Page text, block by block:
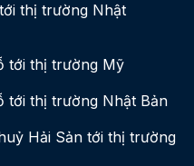
thị trường Nhật
tới thị trường Mỹ
tới thị trường Nhật Bản
Hải Sản tới thị trường